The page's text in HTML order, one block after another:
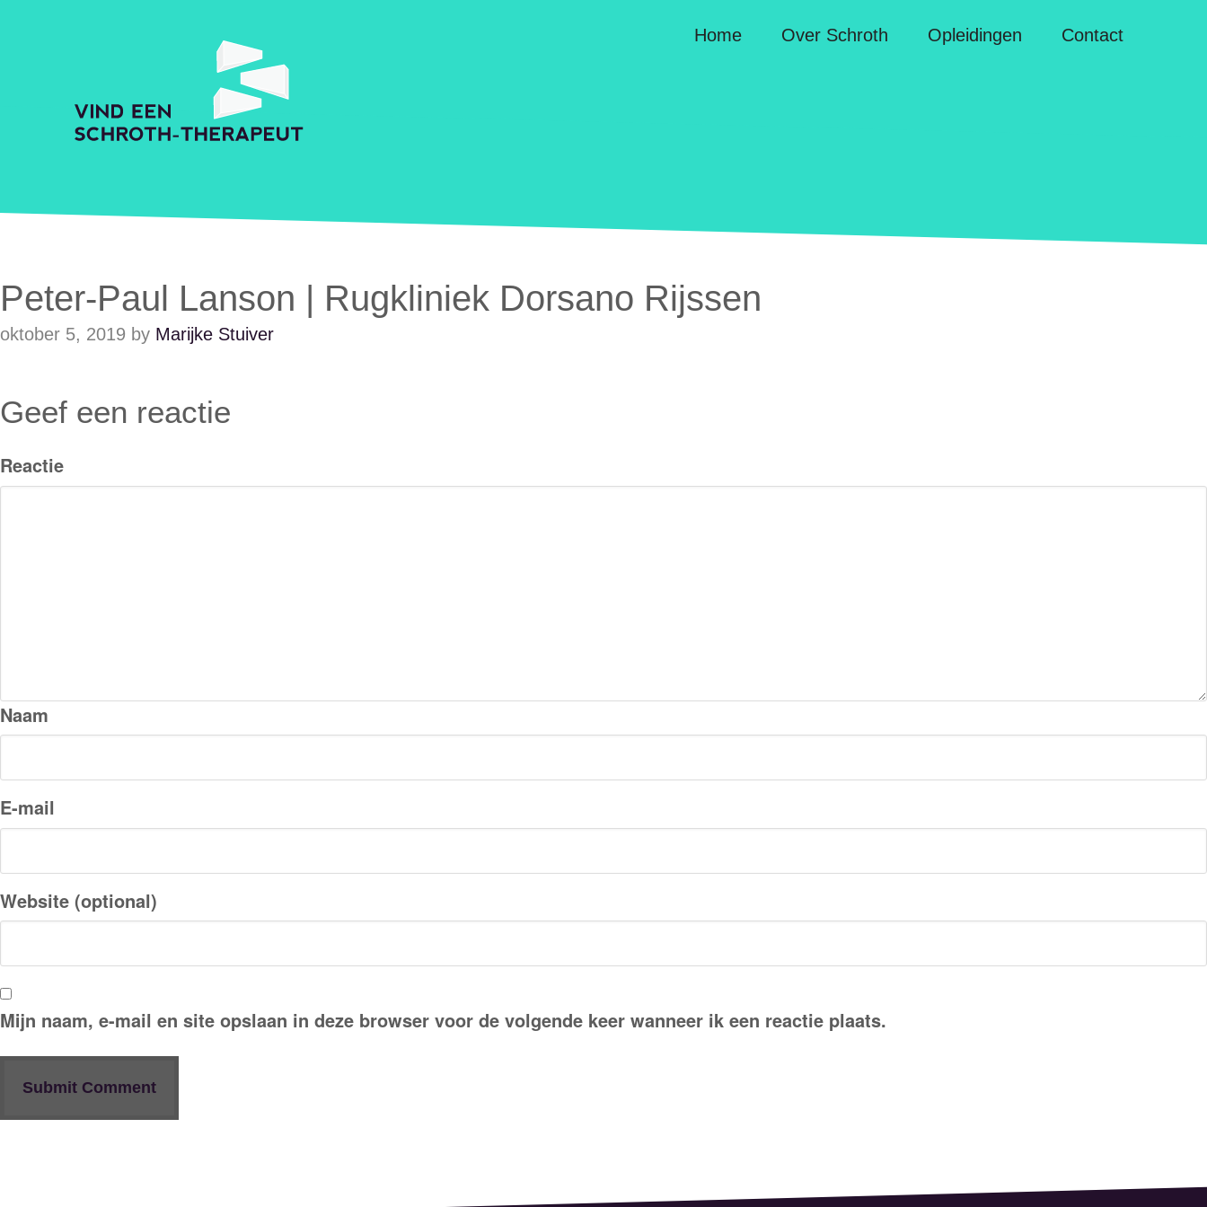
Home Over Schroth Opleidingen Contact
Peter-Paul Lanson | Rugkliniek Dorsano Rijssen
oktober 5, 2019 by Marijke Stuiver
Geef een reactie
Reactie
Naam
E-mail
Website (optional)
Mijn naam, e-mail en site opslaan in deze browser voor de volgende keer wanneer ik een reactie plaats.